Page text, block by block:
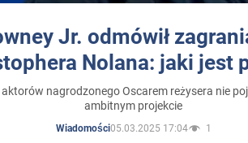
Jr. odmówił
Nolana: jaki jest
nagrodzonego Oscarem reżysera nie
ambitnym projekcie
Wiadomości05.03.2025 17:04 1